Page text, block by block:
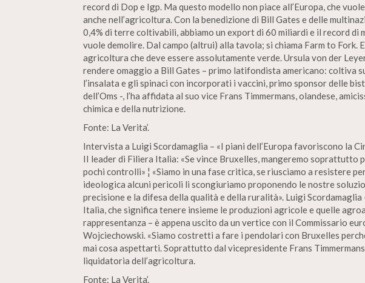
record di Dop e Igp. Ma questo modello non piace all’Europa, che
anche nell’agricoltura. Con la benedizione di Bill Gates e delle
0,4% di terre coltivabili, abbiamo un export di 60 miliardi e il record di
vuole demolire. Dal campo (altrui) alla tavola; si chiama Farm to Fork.
agricoltura che deve essere assolutamente verde. Ursula von der
rendere omaggio a Bill Gates – primo latifondista americano: coltiva
l’insalata e gli spinaci con incorporati i vaccini, primo sponsor delle
dell’Oms -, l’ha affidata al suo vice Frans Timmermans, olandese,
chimica e della nutrizione.
Fonte: La Verita’.
Intervista a Luigi Scordamaglia – «I piani dell’Europa favoriscono la
II leader di Filiera Italia: «Se vince Bruxelles, mangeremo soprattutto
pochi controlli» ¦ «Siamo in una fase critica, se riusciamo a resistere
ideologica alcuni pericoli li scongiuriamo proponendo le nostre
precisione e la difesa della qualità e della ruralità». Luigi
Italia, che significa tenere insieme le produzioni agricole e quelle
rappresentanza – è appena uscito da un vertice con il Commissario
Wojciechowski. «Siamo costretti a fare i pendolari con Bruxelles
mai cosa aspettarti. Soprattutto dal vicepresidente Frans
liquidatoria dell’agricoltura.
Fonte: La Verita’.